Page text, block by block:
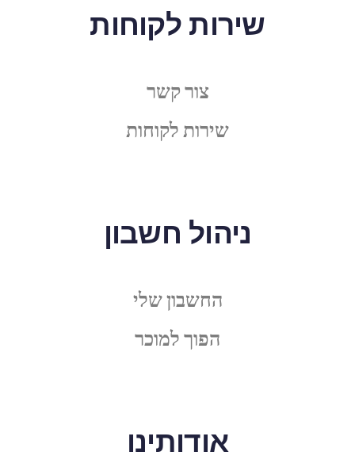
שירות לקוחות
צור קשר
שירות לקוחות
ניהול חשבון
החשבון שלי
הפוך למוכר
אודותינו